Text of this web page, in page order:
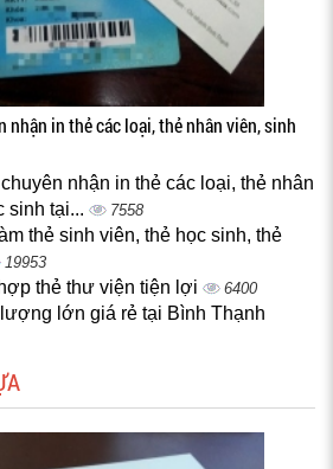
nhận in thẻ các loại, thẻ nhân viên, sinh
nhận in thẻ các loại, thẻ nhân
sinh tại...
7558
thẻ sinh viên, thẻ học sinh, thẻ
19953
thẻ thư viện tiện lợi 6400
lượng lớn giá rẻ tại Bình Thạnh